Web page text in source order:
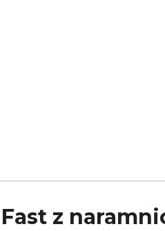
Fast z